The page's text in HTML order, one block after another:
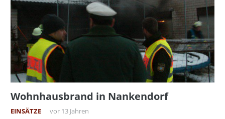
Wohnhausbrand in Nankendorf
EINSÄTZE vor 13 Jahren